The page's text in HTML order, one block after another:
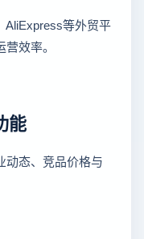
AliExpress等外贸平
效率。
能
动态、竞品价格与